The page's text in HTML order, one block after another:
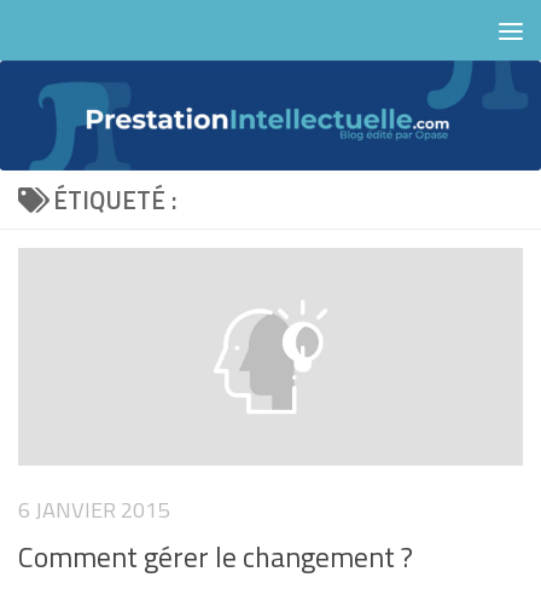
ÉTIQUETÉ :
6 JANVIER 2015
Comment gérer le changement ?